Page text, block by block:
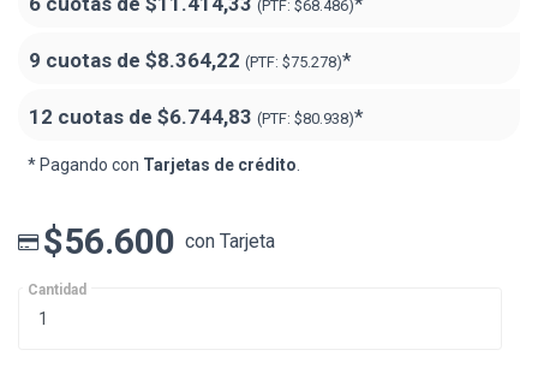
(PTF: $68.486)
9 cuotas de $8.364,22 (PTF: $75.278)*
12 cuotas de $6.744,83 (PTF: $80.938)*
* Pagando con Tarjetas de crédito
$56.600 con Tarjeta
Cantidad